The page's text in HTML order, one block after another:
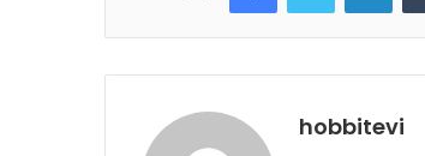
hobbitevi